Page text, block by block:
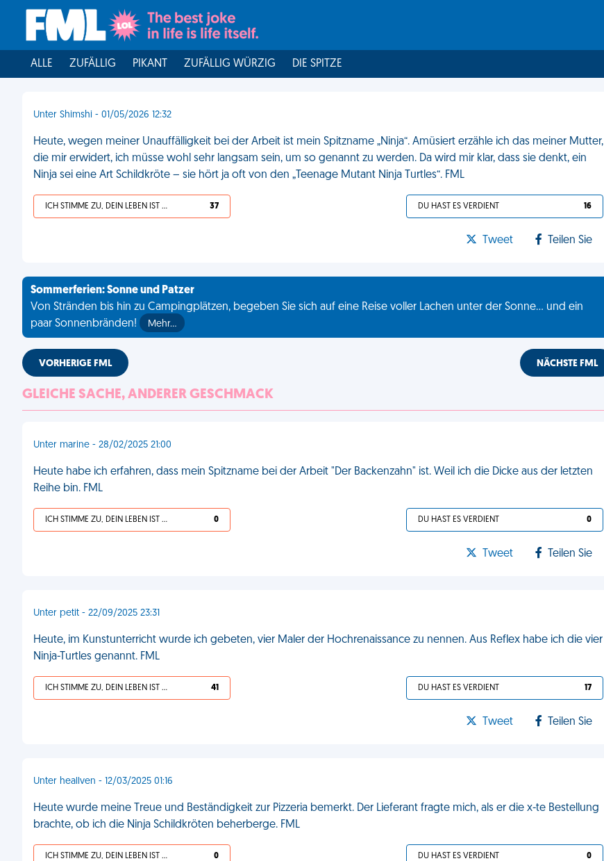
ALLE ZUFÄLLIG PIKANT ZUFÄLLIG WÜRZIG DIE SPITZE
Unter Shimshi - 01/05/2026 12:32
Heute, wegen meiner Unauffälligkeit bei der Arbeit ist mein Spitzname „Ninja“. Amüsiert erzähle ich das meiner Mutter,
die mir erwidert, ich müsse wohl sehr langsam sein, um so genannt zu werden. Da wird mir klar, dass sie denkt, ein
Ninja sei eine Art Schildkröte – sie hört ja oft von den „Teenage Mutant Ninja Turtles“. FML
ICH STIMME ZU, DEIN LEBEN IST SCHEISSE 37 DU HAST ES VERDIENT 16
Tweet Teilen Sie
Sommerferien: Sonne und Patzer
Von Stränden bis hin zu Campingplätzen, begeben Sie sich auf eine Reise voller Lachen unter der Sonne... und ein
paar Sonnenbränden!
Mehr…
VORHERIGE FML NÄCHSTE FML
GLEICHE SACHE, ANDERER GESCHMACK
Unter marine - 28/02/2025 21:00
Heute habe ich erfahren, dass mein Spitzname bei der Arbeit "Der Backenzahn" ist. Weil ich die Dicke aus der letzten
Reihe bin. FML
ICH STIMME ZU, DEIN LEBEN IST SCHEISSE 0 DU HAST ES VERDIENT 0
Tweet Teilen Sie
Unter petit - 22/09/2025 23:31
Heute, im Kunstunterricht wurde ich gebeten, vier Maler der Hochrenaissance zu nennen. Aus Reflex habe ich die vier
Ninja-Turtles genannt. FML
ICH STIMME ZU, DEIN LEBEN IST SCHEISSE 41 DU HAST ES VERDIENT 17
Tweet Teilen Sie
Unter heallven - 12/03/2025 01:16
Heute wurde meine Treue und Beständigkeit zur Pizzeria bemerkt. Der Lieferant fragte mich, als er die x-te Bestellung
brachte, ob ich die Ninja Schildkröten beherberge. FML
ICH STIMME ZU, DEIN LEBEN IST SCHEISSE 0 DU HAST ES VERDIENT 0